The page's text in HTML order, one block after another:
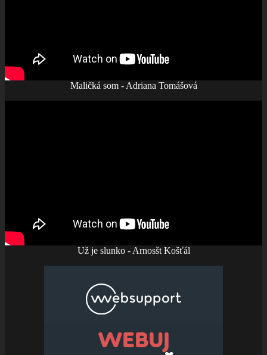
Maličká som - Adriana Tomášová
Už je slunko - Arnosšt Košťál